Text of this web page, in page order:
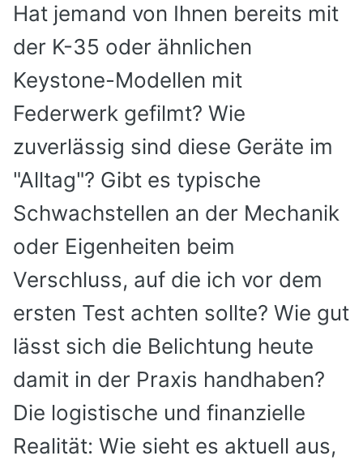
Hat jemand von Ihnen bereits mit
der K-35 oder ähnlichen
Keystone-Modellen mit
Federwerk gefilmt? Wie
zuverlässig sind diese Geräte im
"Alltag"? Gibt es typische
Schwachstellen an der Mechanik
oder Eigenheiten beim
Verschluss, auf die ich vor dem
ersten Test achten sollte? Wie gut
lässt sich die Belichtung heute
damit in der Praxis handhaben?
Die logistische und finanzielle
Realität: Wie sieht es aktuell aus,